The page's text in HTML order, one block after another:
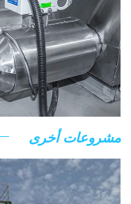
مشروعات أخرى